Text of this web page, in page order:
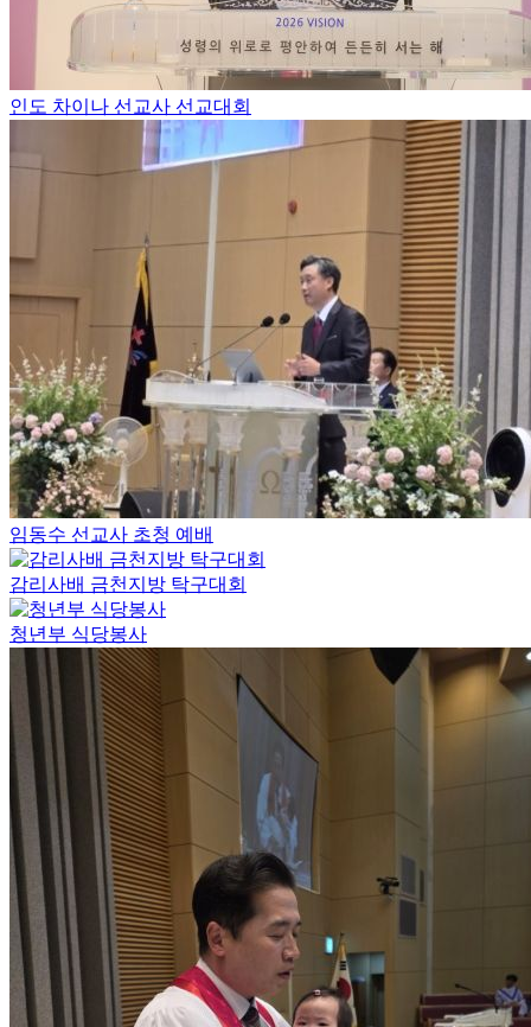
인도 차이나 선교사 선교대회
임동수 선교사 초청 예배
감리사배 금천지방 탁구대회
청년부 식당봉사